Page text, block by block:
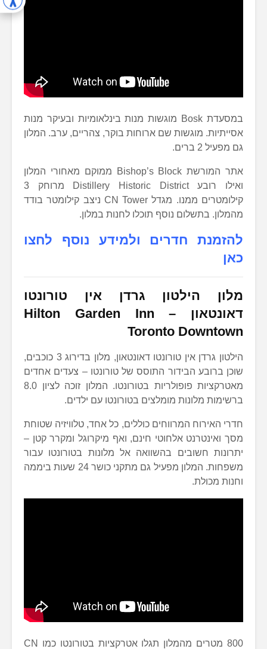
במסעדת Bosk מוגשות מנות בינלאומיות ובעיקר מנות
אסייתיות. מוגשות שם ארוחות בוקר, צהריים, ערב. המלון
גם מפעיל 2 ברים.
אתר המורשת Bishop’s Block ממוקם מאחורי המלון
ואילו רובע Distillery Historic District מרוחק 3
קילומטרים ממנו. מגדל CN Tower ניצב קילומטר בודד
מהמלון. בתשלום נוסף תוכלו לחנות במלון.
להזמנת חדרים ולמידע נוסף לחצו
כאן
מלון הילטון גרדן אין טורונטו
דאונטאון
–
Hilton Garden Inn
Toronto Downtown
הילטון גרדן אין טורונטו דאונטאון, מלון בדירוג 3 כוכבים,
שוכן ברובע הבידור התוסס של טורונטו – צעדים אחדים
מאטרקציות פופולריות בטורונטו. המלון זוכה לציון 8.0
ברשימות מלונות מומלצים בטורונטו עם ילדים.
חדרי האירוח המרווחים כוללים, כל אחד, טלוויזיה שטוחת
מסך ואינטרנט אלחוטי חינם, ואף מיקרוגל ומקרר קטן –
יתרונות חשובים בהשוואה אל מלונות בטורונטו עבור
משפחות. המלון מפעיל גם מתקני כושר 24 שעות ביממה
וחנות מכולת.
800 מטרים מהמלון תגלו אטרקציות בטורונטו כמו CN